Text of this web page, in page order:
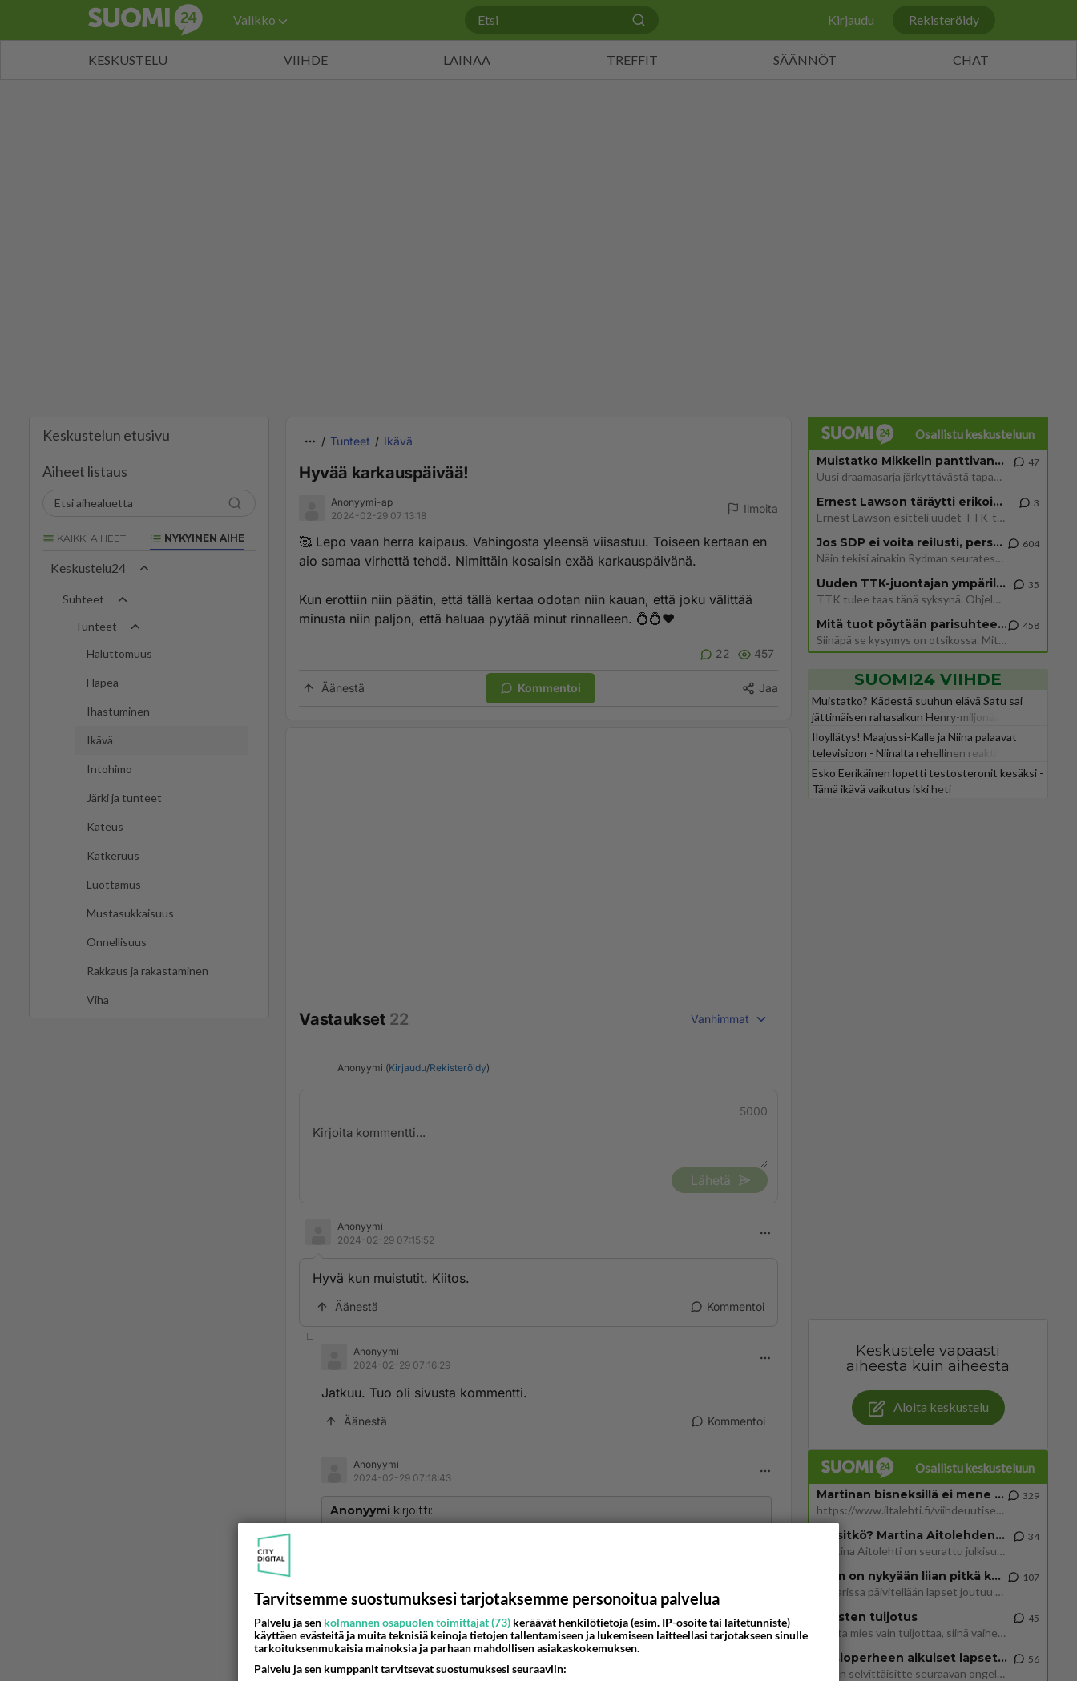
Valikko Kirjaudu Rekisteröidy
KESKUSTELU VIIHDE LAINAA TREFFIT SÄÄNNÖT CHAT
Keskustelun etusivu
Aiheet listaus
KAIKKI AIHEET NYKYINEN AIHE
Keskustelu24
Suhteet
Tunteet
Haluttomuus
Häpeä
Ihastuminen
Ikävä
Intohimo
Järki ja tunteet
Kateus
Katkeruus
Luottamus
Mustasukkaisuus
Onnellisuus
Rakkaus ja rakastaminen
Viha
Tunteet Ikävä
Hyvää karkauspäivää!
Anonyymi-ap
2024-02-29 07:13:18
Ilmoita
🥰 Lepo vaan herra kaipaus. Vahingosta yleensä viisastuu. Toiseen kertaan en
aio samaa virhettä tehdä. Nimittäin kosaisin exää karkauspäivänä.
Kun erottiin niin päätin, että tällä kertaa odotan niin kauan, että joku välittää
minusta niin paljon, että haluaa pyytää minut rinnalleen. 💍💍❤
22 457
Äänestä Kommentoi Jaa
Vastaukset 22 Vanhimmat
Anonyymi (Kirjaudu/Rekisteröidy)
5000
Lähetä
Anonyymi
2024-02-29 07:15:52
Hyvä kun muistutit. Kiitos.
Äänestä Kommentoi
Anonyymi
2024-02-29 07:16:29
Jatkuu. Tuo oli sivusta kommentti.
Äänestä Kommentoi
Anonyymi
2024-02-29 07:18:43
Anonyymi kirjoitti:
Äänestä Kommentoi
Anonyymi
2024-02-29 07:22:39
Osallistu keskusteluun
Muistatko Mikkelin panttivankidraaman?
Uusi draamasarja järkyttävästä tapauksesta on tulossa. Tositapahtumiin perustuva sarja ammentaa vuoden 1986 Mikkelin pan
47
Ernest Lawson täräytti erikoisen heiton TTK-lehdistötilaisuudessa: " Onko tässä tarkoituksena...?"
Ernest Lawson esitteli uudet TTK-tähtioppilaat ja opettajat torstaina 6.8. lehdistölle. Tulevalla kaudella on yksi hausk
3
Jos SDP ei voita reilusti, persut kumoavat demokratian Suomesta
Näin tekisi ainakin Rydman seuratessaan idolinsa Trumpin mallia https://www.is.fi/politiikka/art-2000012187244.html
604
Uuden TTK-juontajan ympärillä epätietoisuus sakenee - Nyt MTV hämmentää soppaa
TTK tulee taas tänä syksynä. Ohjelman uudet tähtioppilaat julkistetaan torstaina 6. elokuuta klo 14 alkavassa lehdistö
35
Mitä tuot pöytään parisuhteessa?
Siinäpä se kysymys on otsikossa. Mitäpä siis tuot/toisit pöytään parisuhteessa? Oletko mies vai nainen? Koetko sen mitä
458
SUOMI24 VIIHDE
Muistatko? Kädestä suuhun elävä Satu sai
jättimäisen rahasalkun Henry-miljonääriltä
Iloyllätys! Maajussi-Kalle ja Niina palaavat
televisioon - Niinalta rehellinen reaktio:
"KÄÄKS!"
Esko Eerikäinen lopetti testosteronit kesäksi -
Tämä ikävä vaikutus iski heti
Keskustele vapaasti
aiheesta kuin aiheesta
Aloita keskustelu
Osallistu keskusteluun
Martinan bisneksillä ei mene hyvin
https://www.iltalehti.fi/viihdeuutiset/a/c46da6ab-340f-4790-aaa7-0865eed2336 Yrityksen konkurssihakemus on tullut kärä
329
Tiesitkö? Martina Aitolehden isäpuoli on tämä suosittu laulaja
Martina Aitolehti on seurattu julkisuuden henkilö. Lähipiiriin mahtuu muitakin tunnettuja henkilöitä. Tiesitkö, että Ma
34
2 km on nykyään liian pitkä koulumatka
Hesarissa päivitellään lapset joutuu nyt kulkemaan 2 km kouluun jösses. Ruostefillarilla tuo matka menee vaikka miten äk
107
Miesten tuijotus
Mutta mies vain tuijottaa, siinä vaiheessa käännän itse pään pois. Mikä juttu? Yleensä jos joku tuijottaa tai katsoo, hä
45
Uusioperheen aikuiset lapset tyhjentää jääkaapin käydessään
Miten selvittäisitte seuraavan ongelman, meillä on uusioperhe, minulla teini-ikäiset lapset ja puolisolla aikuiset, jotk
56
Tarvitsemme suostumuksesi tarjotaksemme personoitua palvelua
Palvelu ja sen kolmannen osapuolen toimittajat (73) keräävät henkilötietoja (esim. IP-osoite tai laitetunniste)
käyttäen evästeitä ja muita teknisiä keinoja tietojen tallentamiseen ja lukemiseen laitteellasi tarjotakseen sinulle
tarkoituksenmukaisia mainoksia ja parhaan mahdollisen asiakaskokemuksen.
Palvelu ja sen kumppanit tarvitsevat suostumuksesi seuraaviin: